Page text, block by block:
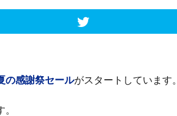
の感謝祭セールがスタートしています。